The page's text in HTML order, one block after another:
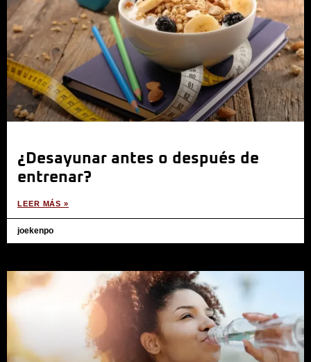
¿Desayunar antes o después de
entrenar?
LEER MÁS »
joekenpo